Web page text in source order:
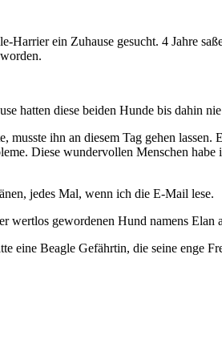
ein Zuhause gesucht. 4 Jahre
hatten diese beiden Hunde bis dahin
ihn an diesem Tag gehen
Diese wundervollen Menschen
jedes Mal, wenn ich die E-Mail lese.
wertlos gewordenen Hund namens Elan
eine Beagle Gefährtin, die seine enge